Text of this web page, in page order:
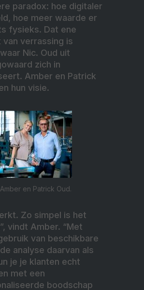
paradox: hoe digitaler
hoe meer waarde er
fysieks. Dat ene
van verrassing is
Nic. Oud uit
zich in
Amber en Patrick
hun visie.
Amber en Patrick Oud.
Zo simpel is het
vindt Amber. “Met
van beschikbare
analyse daarvan als
je je klanten echt
met een
boodschap